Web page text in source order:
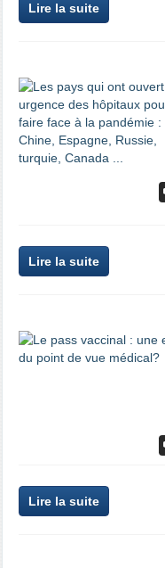
Lire la suite
Lire la suite
Lire la suite